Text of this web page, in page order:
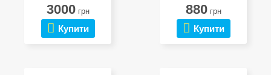
3000грн
Купити
880грн
Купити